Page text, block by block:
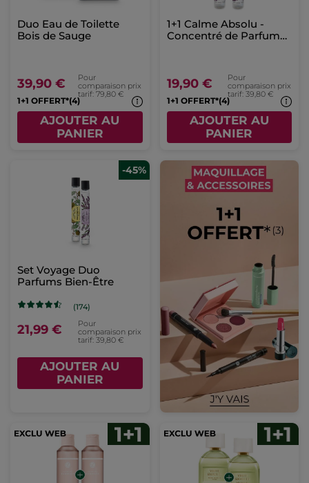
Duo Eau de Toilette
Bois de Sauge
39,90 €
Pour
comparaison prix
tarif: 79,80 €
1+1 OFFERT*(4)
AJOUTER AU
PANIER
1+1 Calme Absolu -
Concentré de Parfum
19,90 €
Pour
comparaison prix
tarif: 39,80 €
1+1 OFFERT*(4)
AJOUTER AU
PANIER
-45%
Set Voyage Duo
Parfums Bien-Être
(174)
21,99 €
Pour
comparaison prix
tarif: 39,80 €
AJOUTER AU
PANIER